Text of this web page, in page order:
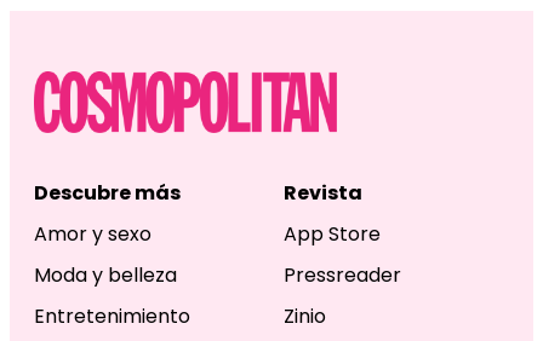
Descubre más
Amor y sexo
Moda y belleza
Entretenimiento
Revista
App Store
Pressreader
Zinio